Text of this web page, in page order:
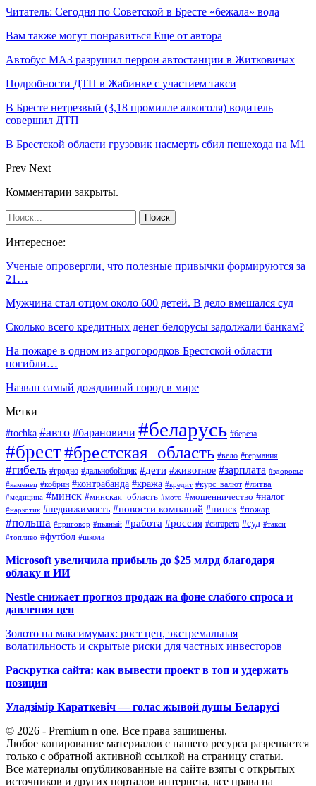
Читатель: Сегодня по Советской в Бресте «бежала» вода
Вам также могут понравиться Еще от автора
Автобус МАЗ разрушил перрон автостанции в Житковичах
Подробности ДТП в Жабинке с участием такси
В Бресте нетрезвый (3,18 промилле алкоголя) водитель
совершил ДТП
В Брестской области грузовик насмерть сбил пешехода на М1
Prev Next
Комментарии закрыты.
Интересное:
Ученые опровергли, что полезные привычки формируются за
21…
Мужчина стал отцом около 600 детей. В дело вмешался суд
Сколько всего кредитных денег белорусы задолжали банкам?
На пожаре в одном из агрогородков Брестской области
погибли…
Назван самый дождливый город в мире
Метки
#tochka #авто #барановичи #беларусь #берёза
#брест#брестская_область #вело #германия
#гибель #гродно #дальнобойщик #дети #животное #зарплата #здоровье
#каменец #кобрин #контрабанда #кража #кредит #курс_валют #литва
#медицина #минск #минская_область #мото #мошенничество #налог
#наркотик #недвижимость #новости компаний #пинск #пожар
#польша #приговор #пьяный #работа #россия #сигарета #суд #такси
#топливо #футбол #школа
Microsoft увеличила прибыль до $25 млрд благодаря
облаку и ИИ
Nestle снижает прогноз продаж на фоне слабого спроса и
давления цен
Золото на максимумах: рост цен, экстремальная
волатильность и скрытые риски для частных инвесторов
Раскрутка сайта: как вывести проект в топ и удержать
позиции
Уладзімір Караткевіч — голас жывой душы Беларусі
© 2026 - Premium n one. Все права защищены.
Любое копирование материалов с нашего ресурса разрешается
только с обратной активной ссылкой на страницу статьи.
Все материалы опубликованные на сайте взяты с открытых
источников и других порталов интернета, все права на